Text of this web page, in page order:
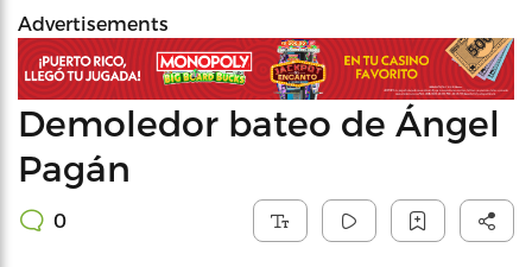
Advertisements
Demoledor bateo de Ángel
Pagán
0